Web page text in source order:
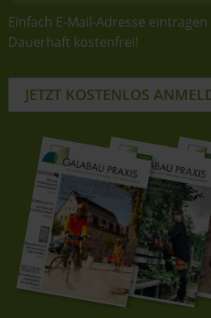
Einfach E-Mail-Adresse
Dauerhaft kostenfrei!
JETZT KOSTENLOS